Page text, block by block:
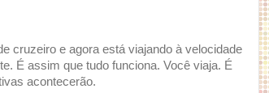
cruzeiro e agora está viajando à velocidade
É assim que tudo funciona. Você viaja. É
acontecerão.